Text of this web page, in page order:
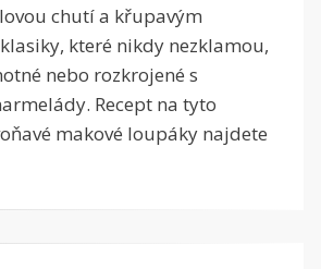
chutí a křupavým
které nikdy nezklamou,
nebo rozkrojené s
Recept na tyto
makové loupáky najdete